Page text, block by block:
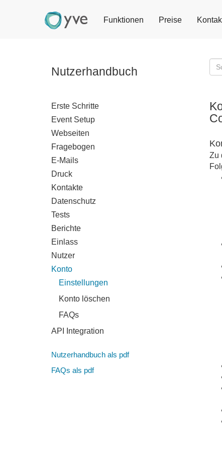
Funktionen Preise
Nutzerhandbuch
Erste Schritte
Event Setup
Webseiten
Fragebogen
E-Mails
Druck
Kontakte
Datenschutz
Tests
Berichte
Einlass
Nutzer
Konto
Einstellungen
Konto löschen
FAQs
API Integration
Nutzerhandbuch als pdf
FAQs als pdf
Zu